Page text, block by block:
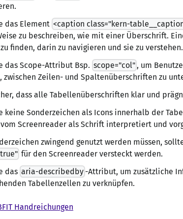
das Element <caption class="kern-
zu beschreiben, wie mit einer Überschrift.
finden, darin zu navigieren und sie zu verstehen.
das Scope-Attribut Bsp. scope="col", um
zwischen Zeilen- und Spaltenüberschriften zu
dass alle Tabellenüberschriften klar und
keine Sonderzeichen als Icons innerhalb der
Screenreader als Schrift interpretiert und
zwingend genutzt werden müssen,
für den Screenreader versteckt werden.
das aria-describedby -Attribut, um zusätzliche
Tabellenzellen zu verknüpfen.
Handreichungen